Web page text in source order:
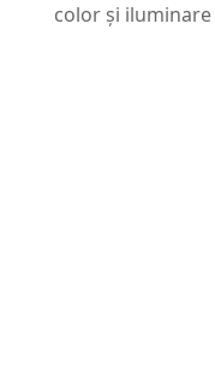
color și iluminare